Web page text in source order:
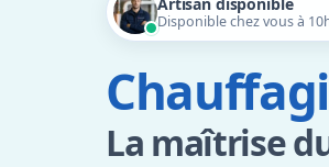
Disponible chez vous à
La maîtrise